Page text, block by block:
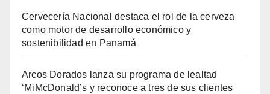
Cervecería Nacional destaca el rol de la cerveza
como motor de desarrollo económico y
sostenibilidad en Panamá
Arcos Dorados lanza su programa de lealtad
‘MiMcDonald’s y reconoce a tres de sus clientes